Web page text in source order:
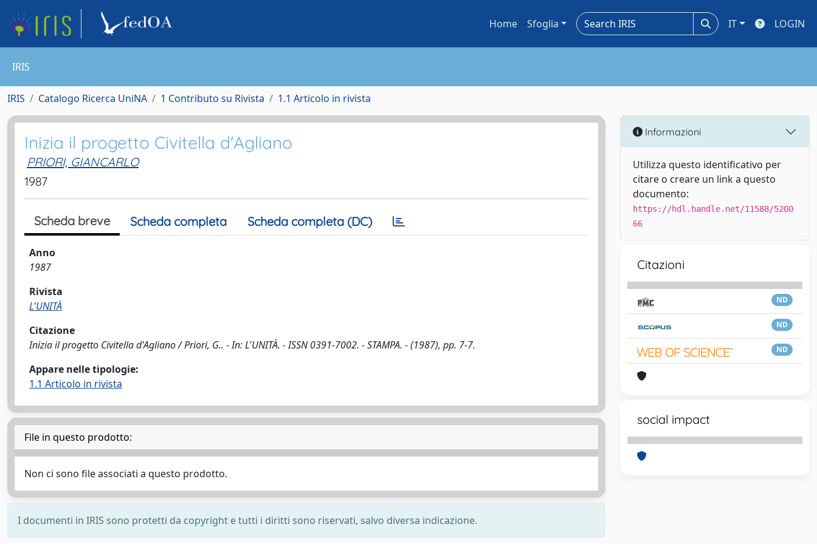
Home Sfoglia IT LOGIN
IRIS
IRIS Catalogo Ricerca UniNA 1 Contributo su Rivista 1.1 Articolo in rivista
Inizia il progetto Civitella d'Agliano
PRIORI, GIANCARLO
1987
Scheda breve Scheda completa Scheda completa (DC)
Anno
1987
Rivista
L'UNITÀ
Citazione
Inizia il progetto Civitella d'Agliano / Priori, G.. - In: L'UNITÀ. - ISSN 0391-7002. - STAMPA. - (1987), pp. 7-7.
Appare nelle tipologie:
1.1 Articolo in rivista
File in questo prodotto:
Non ci sono file associati a questo prodotto.
I documenti in IRIS sono protetti da copyright e tutti i diritti sono riservati, salvo diversa indicazione.
Informazioni
Utilizza questo identificativo per
citare o creare un link a questo
documento:
https://hdl.handle.net/11588/5200
66
Citazioni
ND
ND
ND
social impact